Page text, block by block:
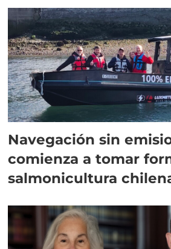
Navegación sin
comienza a tomar
salmonicultura